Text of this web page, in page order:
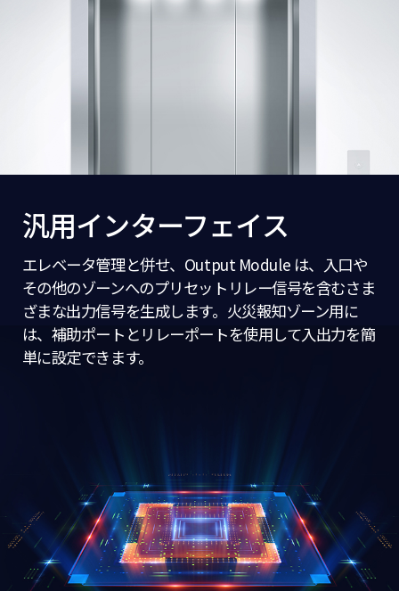
汎用インターフェイス
エレベータ管理と併せ、Output Module は、入口や
その他のゾーンへのプリセットリレー信号を含むさま
ざまな出力信号を生成します。火災報知ゾーン用に
は、補助ポートとリレーポートを使用して入出力を簡
単に設定できます。